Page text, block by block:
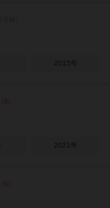
2015年
2021年